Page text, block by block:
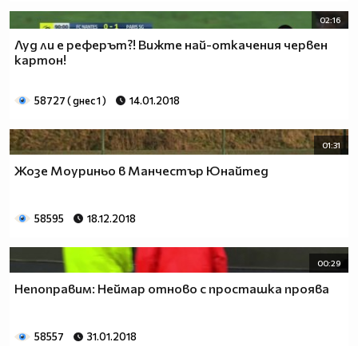
02:16
Луд ли е реферът?! Вижте най-откачения червен
картон!
58727 ( днес 1 ) 14.01.2018
01:31
Жозе Моуриньо в Манчестър Юнайтед
58595 18.12.2018
00:29
Непоправим: Неймар отново с просташка проява
58557 31.01.2018